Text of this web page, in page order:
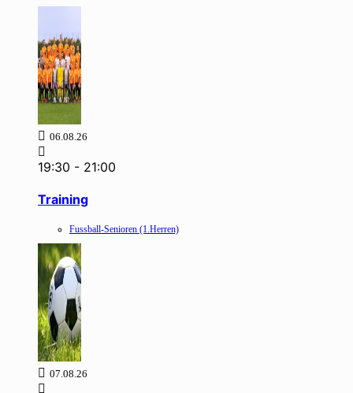
06.08.26
19:30 - 21:00
Training
Fussball-Senioren (1.Herren)
07.08.26